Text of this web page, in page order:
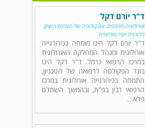
ד"ר יורם דקל
אורולוגיה כירורגית, אונקולוגיה של מערכת השתן,
כירורגיה זעיר פולשנית
ד"ר יורם דקל הינו מומחה בכירורגייה
אורולוגית ומנהל המחלקה האורולוגית
במרכז הרפואי כרמל. ד"ר דקל הינו
בוגר הפקולטה לרפואה של הטכניון,
התמחה בכירורגייה אורולוגית במרכז
הרפואי רבין בפ"ת, ובהמשך השתלם
פלא...